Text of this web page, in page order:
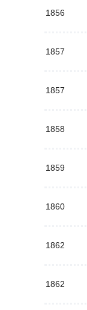
1856
1857
1857
1858
1859
1860
1862
1862